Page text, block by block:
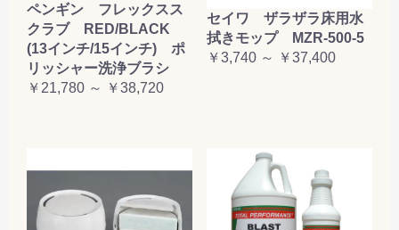
ペンギン フレックスス
クラブ RED/BLACK
(13インチ/15インチ) ポ
リッシャー洗浄ブラシ
￥21,780 ～ ￥38,720
セイワ ザラザラ床用水
拭きモップ MZR-500-5
￥3,740 ～ ￥37,400